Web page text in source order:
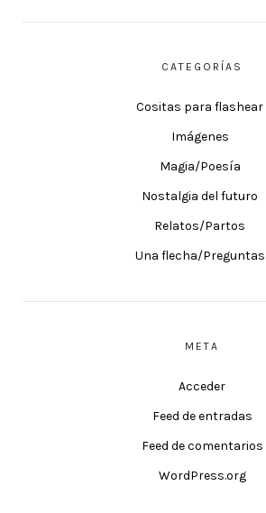
CATEGORÍAS
Cositas para flashear
Imágenes
Magia/Poesía
Nostalgia del futuro
Relatos/Partos
Una flecha/Preguntas
META
Acceder
Feed de entradas
Feed de comentarios
WordPress.org